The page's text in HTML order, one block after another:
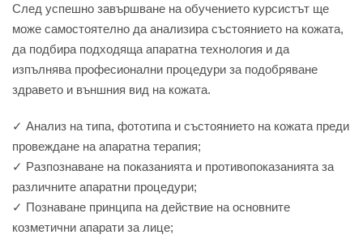
След успешно завършване на обучението курсистът ще
може самостоятелно да анализира състоянието на кожата,
да подбира подходяща апаратна технология и да
изпълнява професионални процедури за подобряване
здравето и външния вид на кожата.
✓ Анализ на типа, фототипа и състоянието на кожата преди
провеждане на апаратна терапия;
✓ Разпознаване на показанията и противопоказанията за
различните апаратни процедури;
✓ Познаване принципа на действие на основните
козметични апарати за лице;